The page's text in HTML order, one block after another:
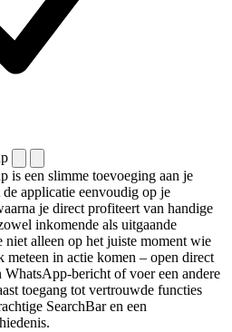
is een slimme toevoeging aan je
applicatie eenvoudig op je
je direct profiteert van handige
inkomende als uitgaande
niet alleen op het juiste moment wie
meteen in actie komen – open direct
WhatsApp-bericht of voer een andere
toegang tot vertrouwde functies
SearchBar en een